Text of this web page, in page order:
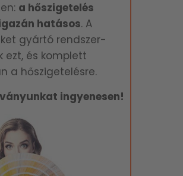
a hőszigetelés
hatásos. A
gyártó rendszer-
ezt, és komplett
a hőszigetelésre.
ingyenesen!